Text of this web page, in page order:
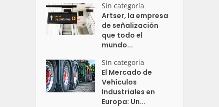
Sin categoría
Artser, la empresa
de señalización
que todo el
mundo...
Sin categoría
El Mercado de
Vehículos
Industriales en
Europa: Un...